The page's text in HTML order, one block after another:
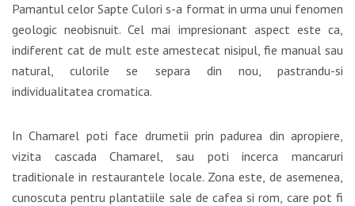
Pamantul celor Sapte Culori s-a format in urma unui fenomen
geologic neobisnuit. Cel mai impresionant aspect este ca,
indiferent cat de mult este amestecat nisipul, fie manual sau
natural, culorile se separa din nou, pastrandu-si
individualitatea cromatica.
In Chamarel poti face drumetii prin padurea din apropiere,
vizita cascada Chamarel, sau poti incerca mancaruri
traditionale in restaurantele locale. Zona este, de asemenea,
cunoscuta pentru plantatiile sale de cafea si rom, care pot fi